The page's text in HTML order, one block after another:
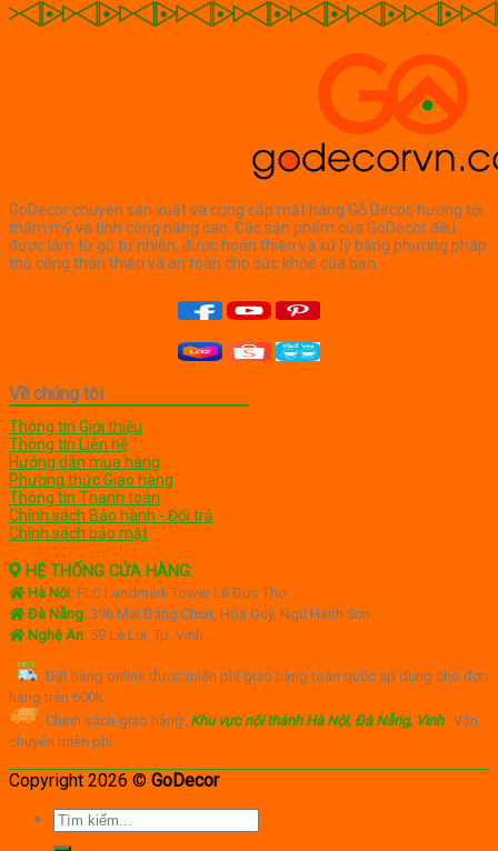
là:
tại
GoDecor chuyên sản xuất và cung cấp mặt hàng Gỗ Decor, hướng tới
thẩm mỹ và tính công năng cao. Các sản phẩm của GoDecor đều
được làm từ gỗ tự nhiên, được hoàn thiện và xử lý bằng phương pháp
thủ công thân thiện và an toàn cho sức khỏe của bạn.
Về chúng tôi
Thông tin Giới thiệu
Thông tin Liên hệ
Hướng dẫn mua hàng
Phương thức Giao hàng
Thông tin Thanh toán
Chính sách Bảo hành - Đổi trả
Chính sách bảo mật
HỆ THỐNG CỬA HÀNG:
Hà Nội: FLC Landmark Tower Lê Đức Thọ
Đà Nẵng: 396 Mai Đăng Chơn, Hòa Quý, Ngũ Hành Sơn.
Nghệ An: 59 Lê Lợi, Tp. Vinh.
Đặt hàng online được miễn phí giao hàng toàn quốc áp dụng cho đơn
hàng trên 600k.
Chính sách giao hàng: Khu vực nội thành Hà Nội, Đà Nẵng, Vinh: Vận
chuyển miễn phí.
Copyright 2026 © GoDecor
Tìm
kiếm: